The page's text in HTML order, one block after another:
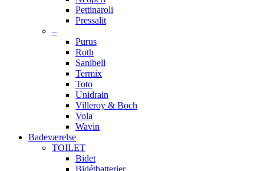
Pettinaroli
Pressalit
–
Purus
Roth
Sanibell
Termix
Toto
Unidrain
Villeroy & Boch
Vola
Wavin
Badeværelse
TOILET
Bidet
Bidétbatterier